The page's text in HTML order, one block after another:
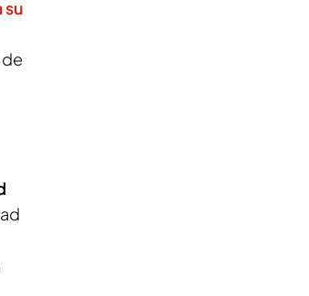
su